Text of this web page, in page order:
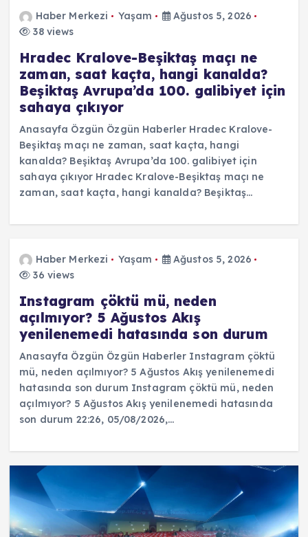
Haber Merkezi Yaşam
Ağustos 5, 2026
38 views
Hradec Kralove-Beşiktaş maçı ne
zaman, saat kaçta, hangi kanalda?
Beşiktaş Avrupa’da 100. galibiyet için
sahaya çıkıyor
Anasayfa Özgün Özgün Haberler Hradec Kralove-
Beşiktaş maçı ne zaman, saat kaçta, hangi
kanalda? Beşiktaş Avrupa’da 100. galibiyet için
sahaya çıkıyor Hradec Kralove-Beşiktaş maçı ne
zaman, saat kaçta, hangi kanalda? Beşiktaş…
Haber Merkezi Yaşam
Ağustos 5, 2026
36 views
Instagram çöktü mü, neden
açılmıyor? 5 Ağustos Akış
yenilenemedi hatasında son durum
Anasayfa Özgün Özgün Haberler Instagram çöktü
mü, neden açılmıyor? 5 Ağustos Akış yenilenemedi
hatasında son durum Instagram çöktü mü, neden
açılmıyor? 5 Ağustos Akış yenilenemedi hatasında
son durum 22:26, 05/08/2026,…